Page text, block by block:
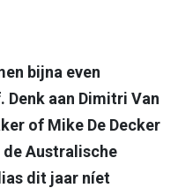
link
bijna even
aan Dimitri Van
of Mike De Decker
de Australische
dit jaar níet